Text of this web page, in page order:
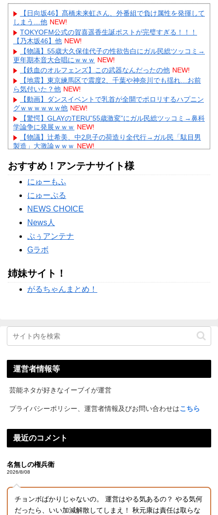
【日向坂46】髙橋未来虹さん、外番組で負け属性を発揮して
しまう…他 NEW!
TOKYOFM公式の賀喜遥香生誕ポストが完璧すぎる！！！
【乃木坂46】他 NEW!
【物議】55歳大久保佳代子の性欲告白にガル民総ツッコミ→
更年期本音大合唱にｗｗｗ NEW!
【鉄血のオルフェンズ】この武器なんだったの他 NEW!
【地震】東京練馬区で震度2、千葉や神奈川でも揺れ…お前
ら気付いた？他 NEW!
【動画】ダンスイベントで乳首が全開でポロリするハプニン
グｗｗｗｗｗｗ他 NEW!
【驚愕】GLAYのTERU”55歳激変”にガル民総ツッコミ→鼻科
学論争に発展ｗｗｗ NEW!
【物議】辻希美、中2息子の荷造り全代行→ガル民「駄目男
製造」大激論ｗｗｗ NEW!
まさかの退社理由にｗｗｗ
【物議】高木美帆、歯列矯正で”別人級”の変化→心ない声に
ガル民ブチギレ擁護ｗｗｗ
Powered by livedoor 相互RSS
おすすめ！アンテナサイト様
にゅーもふ
にゅーぷる
NEWS CHOICE
News人
ぷぅアンテナ
Gラボ
姉妹サイト！
がるちゃんまとめ！
運営者情報等
芸能ネタが好きなイーブイが運営
プライバシーポリシー、運営者情報及びお問い合わせはこちら
最近のコメント
名無しの権兵衛
2026/8/08
チョンボばかりじゃないの。 運営はやる気あるの？ やる気何
だったら、いい加減解散してしまえ！ 秋元康は責任は取らな